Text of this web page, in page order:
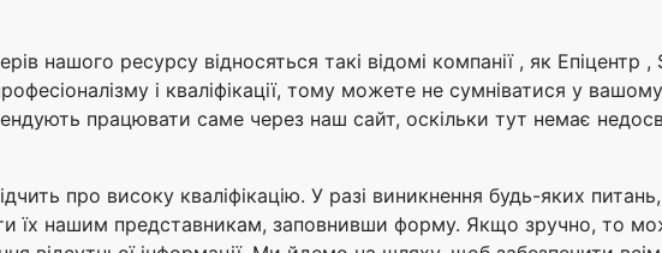
нашого ресурсу відносяться такі відомі компанії , як Епіцентр
і кваліфікації, тому можете не сумніватися у
працювати саме через наш сайт, оскільки тут немає
про високу кваліфікацію. У разі виникнення будь-яких
їх нашим представникам, заповнивши форму. Якщо зручно, то